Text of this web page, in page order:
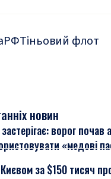
РФТіньовий флот
новин
ворог почав
«медові
за $150 тисяч